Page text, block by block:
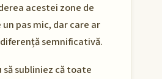
acestei zone de
pas mic, dar care ar
semnificativă.
să subliniez că toate